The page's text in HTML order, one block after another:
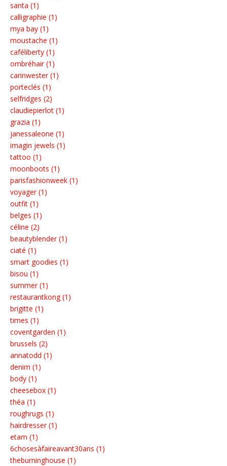
santa (1)
calligraphie (1)
mya bay (1)
moustache (1)
caféliberty (1)
ombréhair (1)
carinwester (1)
porteclés (1)
selfridges (2)
claudiepierlot (1)
grazia (1)
janessaleone (1)
imagin jewels (1)
tattoo (1)
moonboots (1)
parisfashionweek (1)
voyager (1)
outfit (1)
belges (1)
céline (2)
beautyblender (1)
ciaté (1)
smart goodies (1)
bisou (1)
summer (1)
restaurantkong (1)
brigitte (1)
times (1)
coventgarden (1)
brussels (2)
annatodd (1)
denim (1)
body (1)
cheesebox (1)
théa (1)
roughrugs (1)
hairdresser (1)
etam (1)
6chosesàfaireavant30ans (1)
theburninghouse (1)